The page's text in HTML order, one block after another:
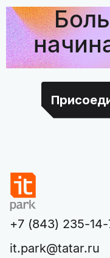
+7 (843) 235-14-
it.park@tatar.ru